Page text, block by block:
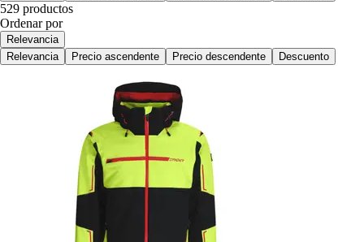
529 productos
Ordenar por
Relevancia
Relevancia
Precio ascendente Precio descendente Descuento